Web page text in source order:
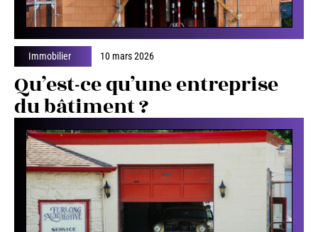
Immobilier 10 mars 2026
Qu’est-ce qu’une entreprise
du bâtiment ?